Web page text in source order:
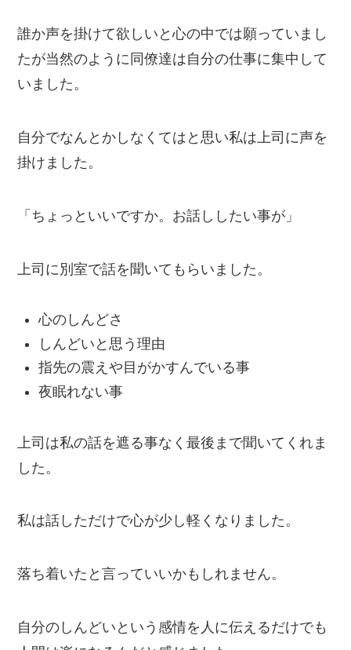
誰か声を掛けて欲しいと心の中では願っていまし
たが当然のように同僚達は自分の仕事に集中して
いました。
自分でなんとかしなくてはと思い私は上司に声を
掛けました。
「ちょっといいですか。お話ししたい事が」
上司に別室で話を聞いてもらいました。
心のしんどさ
しんどいと思う理由
指先の震えや目がかすんでいる事
夜眠れない事
上司は私の話を遮る事なく最後まで聞いてくれま
した。
私は話しただけで心が少し軽くなりました。
落ち着いたと言っていいかもしれません。
自分のしんどいという感情を人に伝えるだけでも